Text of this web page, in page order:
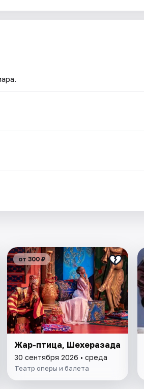
от 300 ₽
Жар-птица, Шехеразада
30 сентября 2026 • среда
Театр оперы и балета